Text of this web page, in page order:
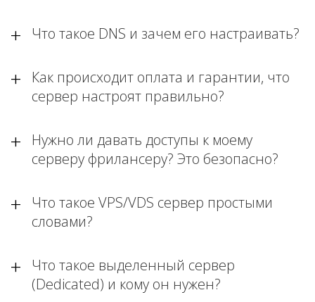
Что такое DNS и зачем его настраивать?
Как происходит оплата и гарантии, что
сервер настроят правильно?
Нужно ли давать доступы к моему
серверу фрилансеру? Это безопасно?
Что такое VPS/VDS сервер простыми
словами?
Что такое выделенный сервер
(Dedicated) и кому он нужен?